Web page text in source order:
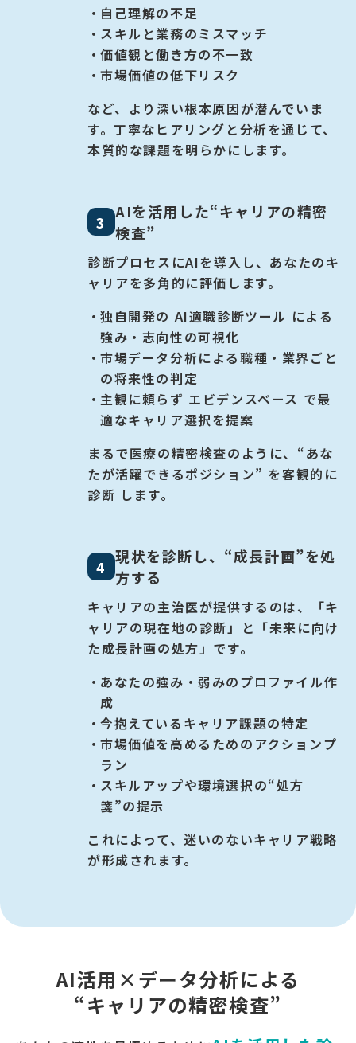
自己理解の不足
スキルと業務のミスマッチ
価値観と働き方の不一致
市場価値の低下リスク
など、より深い根本原因が潜んでいま
す。丁寧なヒアリングと分析を通じて、
本質的な課題を明らかにします。
3
AIを活用した“キャリアの精密
検査”
診断プロセスにAIを導入し、あなたのキ
ャリアを多角的に評価します。
独自開発の AI適職診断ツール による
強み・志向性の可視化
市場データ分析による職種・業界ごと
の将来性の判定
主観に頼らず エビデンスベース で最
適なキャリア選択を提案
まるで医療の精密検査のように、 “あな
たが活躍できるポジション” を客観的に
診断 します。
4
現状を診断し、“成長計画”を処
方する
キャリアの主治医が提供するのは、
「キ
ャリアの現在地の診断」と「未来に向け
た成長計画の処方」です。
あなたの強み・弱みのプロファイル作
成
今抱えているキャリア課題の特定
市場価値を高めるためのアクションプ
ラン
スキルアップや環境選択の“処方
箋”の提示
これによって、迷いのないキャリア戦略
が形成されます。
AI活用×データ分析による
“キャリアの精密検査”